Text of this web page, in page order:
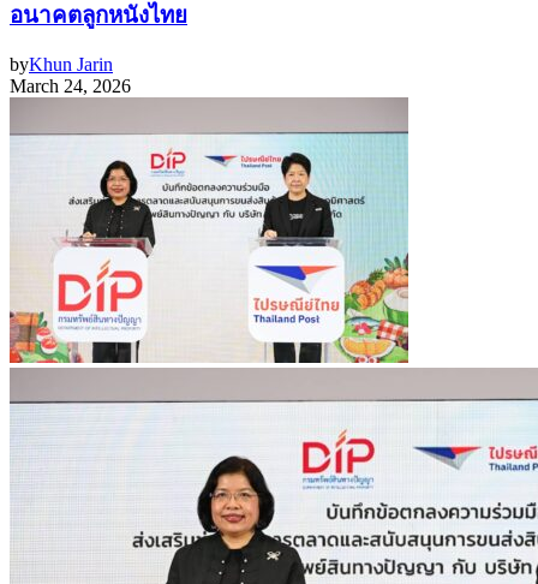
อนาคตลูกหนังไทย
byKhun Jarin
March 24, 2026